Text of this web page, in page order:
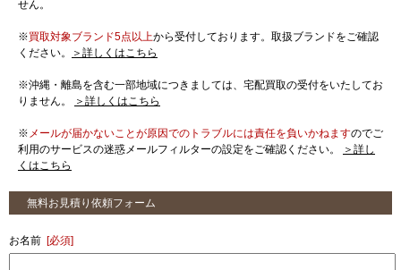
せん。
※買取対象ブランド5点以上から受付しております。取扱ブランドをご確認
ください。
＞詳しくはこちら
※沖縄・離島を含む一部地域につきましては、宅配買取の受付をいたしてお
りません。
＞詳しくはこちら
※ メールが届かないことが原因でのトラブルには責任を負いかねますのでご
利用のサービスの迷惑メールフィルターの設定をご確認ください。
＞詳し
くはこちら
無料お見積り依頼フォーム
お名前 [必須]